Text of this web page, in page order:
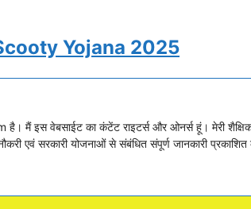
Yojana 2025
है। मैं इस वेबसाईट का कंटेंट राइटर्स और ओनर्स हूं। मेरी शैक्षिक
एवं सरकारी योजनाओं से संबंधित संपूर्ण जानकारी प्रकाशित